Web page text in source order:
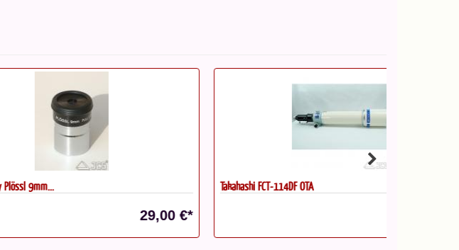
Takahashi FCT-114DF OTA